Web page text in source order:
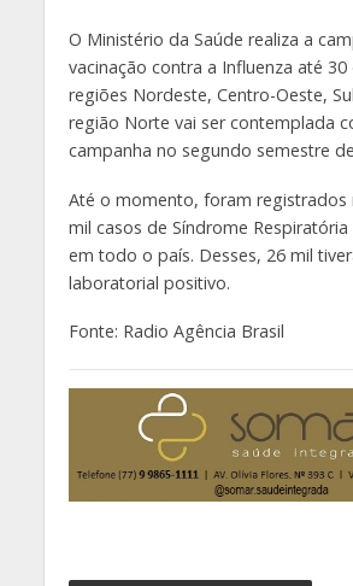
O Ministério da Saúde realiza a
vacinação contra a Influenza até
regiões Nordeste, Centro-Oeste,
região Norte vai ser contemplada
campanha no segundo semestre
Até o momento, foram registrados
mil casos de Síndrome Respiratória
em todo o país. Desses, 26 mil
laboratorial positivo.
Fonte: Radio Agência Brasil